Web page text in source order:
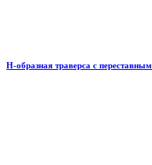
H-образная траверса с